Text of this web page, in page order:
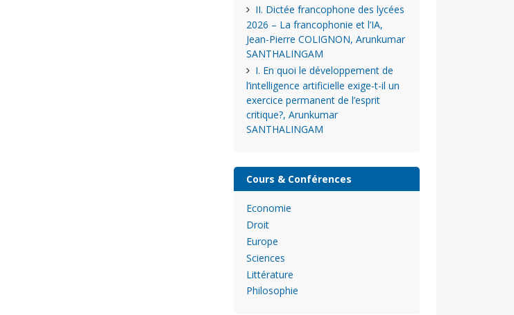
II. Dictée francophone des lycées
2026 – La francophonie et l’IA,
Jean-Pierre COLIGNON, Arunkumar
SANTHALINGAM
I. En quoi le développement de
l’intelligence artificielle exige-t-il un
exercice permanent de l’esprit
critique?, Arunkumar
SANTHALINGAM
Cours & Conférences
Economie
Droit
Europe
Sciences
Littérature
Philosophie